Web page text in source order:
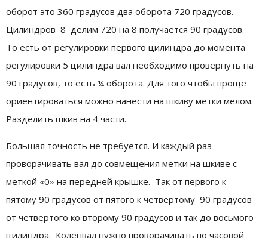
оборот это 360 градусов два оборота 720 градусов.
Цилиндров 8 делим 720 на 8 получается 90 градусов.
То есть от регулировки первого цилиндра до момента
регулировки 5 цилиндра вал необходимо провернуть на
90 градусов, то есть ¼ оборота. Для того чтобы проще
ориентироваться можно нанести на шкиву метки мелом.
Разделить шкив на 4 части.
Большая точность не требуется. И каждый раз
проворачивать вал до совмещения метки на шкиве с
меткой «0» на передней крышке. Так от первого к
пятому 90 градусов от пятого к четвёртому 90 градусов
от четвёртого ко второму 90 градусов и так до восьмого
цилиндра. Коленвал нужно проворачивать по часовой